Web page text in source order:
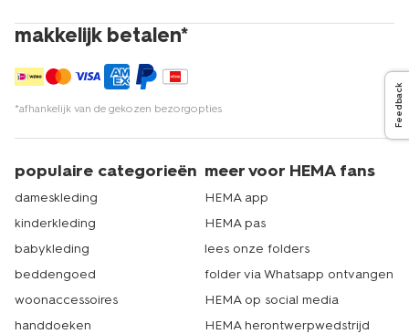
makkelijk betalen*
*afhankelijk van de gekozen bezorgopties
populaire categorieën
dameskleding
kinderkleding
babykleding
beddengoed
woonaccessoires
handdoeken
meer voor HEMA fans
HEMA app
HEMA pas
lees onze folders
folder via Whatsapp ontvangen
HEMA op social media
HEMA herontwerpwedstrijd
Feedback